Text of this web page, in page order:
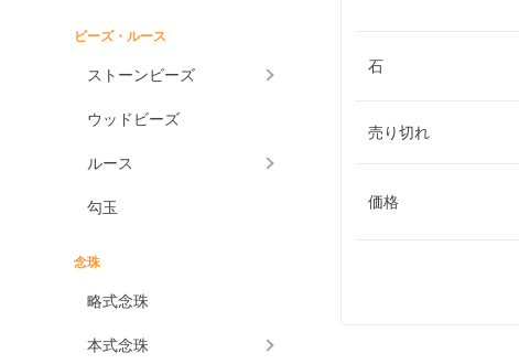
ビーズ・ルース
ストーンビーズ
ウッドビーズ
ルース
勾玉
念珠
略式念珠
本式念珠
石
売り切れ
価格